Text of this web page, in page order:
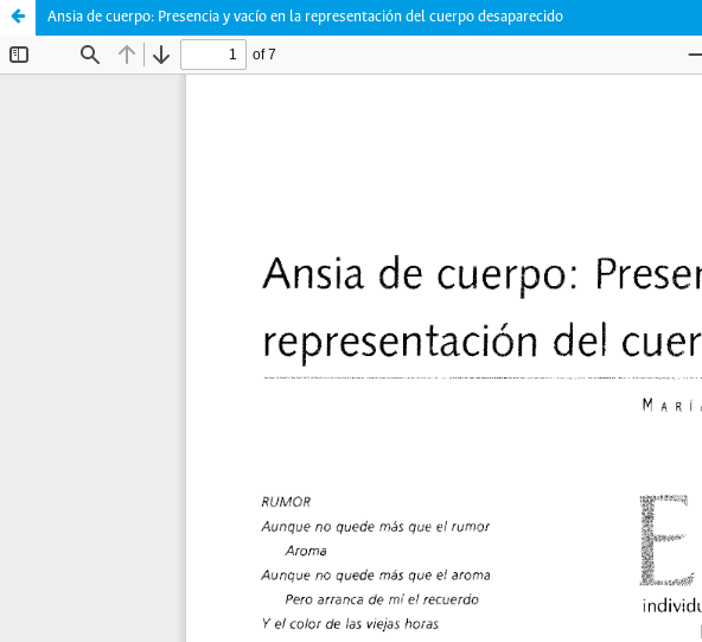
Ansia de cuerpo: Presencia y vacío en la representación del cuerpo desaparecido